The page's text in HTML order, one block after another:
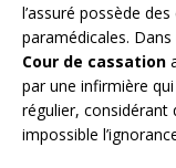
l’assuré possède
paramédicales.
Cour de cassation
par une infirmière
régulier,
impossible